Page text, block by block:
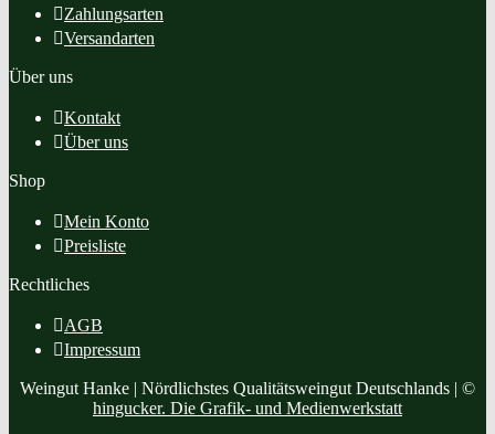
Zahlungsarten
Versandarten
Über uns
Kontakt
Über uns
Shop
Mein Konto
Preisliste
Rechtliches
AGB
Impressum
Weingut Hanke | Nördlichstes Qualitätsweingut Deutschlands | ©
hingucker. Die Grafik- und Medienwerkstatt